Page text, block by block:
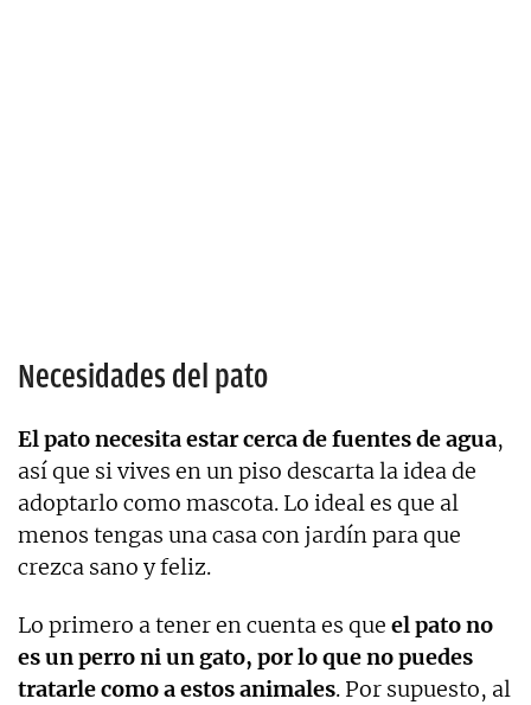
Necesidades del pato
El pato necesita estar cerca de fuentes de agua,
así que si vives en un piso descarta la idea de
adoptarlo como mascota. Lo ideal es que al
menos tengas una casa con jardín para que
crezca sano y feliz.
Lo primero a tener en cuenta es que el pato no
es un perro ni un gato, por lo que no puedes
tratarle como a estos animales. Por supuesto, al